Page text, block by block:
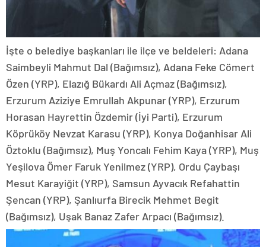
İşte o belediye başkanları ile ilçe ve beldeleri: Adana
Saimbeyli Mahmut Dal (Bağımsız), Adana Feke Cömert
Özen (YRP), Elazığ Bükardı Ali Açmaz (Bağımsız),
Erzurum Aziziye Emrullah Akpunar (YRP), Erzurum
Horasan Hayrettin Özdemir (İyi Parti), Erzurum
Köprüköy Nevzat Karasu (YRP), Konya Doğanhisar Ali
Öztoklu (Bağımsız), Muş Yoncalı Fehim Kaya (YRP), Muş
Yeşilova Ömer Faruk Yenilmez (YRP), Ordu Çaybaşı
Mesut Karayiğit (YRP), Samsun Ayvacık Refahattin
Şencan (YRP), Şanlıurfa Birecik Mehmet Begit
(Bağımsız), Uşak Banaz Zafer Arpacı (Bağımsız).